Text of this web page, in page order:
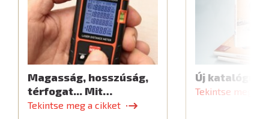
Magasság, hosszúság,
térfogat... Mit…
Tekintse meg a cikket
Új katalógus
Tekintse meg a